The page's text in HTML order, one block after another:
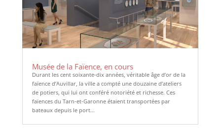
Musée de la Faïence, en cours
Durant les cent soixante-dix années, véritable âge d’or de la
faïence d’Auvillar, la ville a compté une douzaine d’ateliers
de potiers, qui lui ont conféré notoriété et richesse. Ces
faïences du Tarn-et-Garonne étaient transportées par
bateaux depuis le port...